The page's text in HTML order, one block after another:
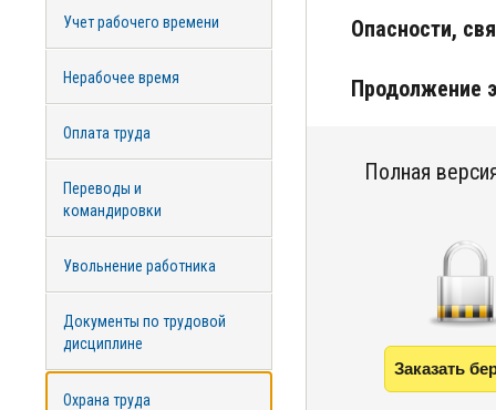
Опасности,
Продолжение
Полная
Заказать
Учет рабочего времени
Нерабочее время
Оплата труда
Переводы и
командировки
Увольнение работника
Документы по трудовой
дисциплине
Охрана труда